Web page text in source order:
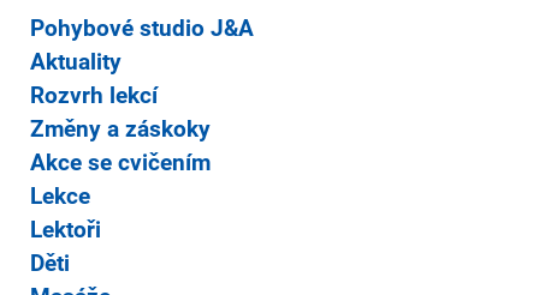
Pohybové studio J&A
Aktuality
Rozvrh lekcí
Změny a záskoky
Akce se cvičením
Lekce
Lektoři
Děti